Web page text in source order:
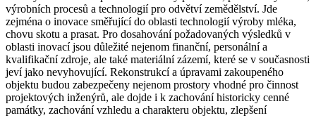
výrobních procesů a technologií pro odvětví zemědělství. Jde
zejména o inovace směřující do oblasti technologií výroby mléka,
chovu skotu a prasat. Pro dosahování požadovaných výsledků v
oblasti inovací jsou důležité nejenom finanční, personální a
kvalifikační zdroje, ale také materiální zázemí, které se v současnosti
jeví jako nevyhovující. Rekonstrukcí a úpravami zakoupeného
objektu budou zabezpečeny nejenom prostory vhodné pro činnost
projektových inženýrů, ale dojde i k zachování historicky cenné
památky, zachování vzhledu a charakteru objektu, zlepšení